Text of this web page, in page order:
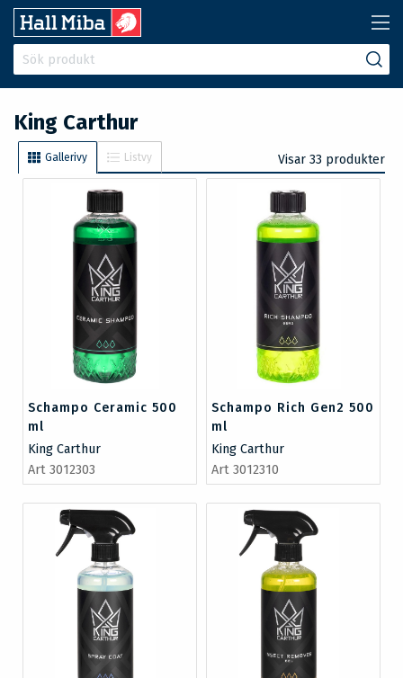
King Carthur
Gallerivy Listvy Visar 33 produkter
Schampo Ceramic 500
ml
King Carthur
Art 3012303
Schampo Rich Gen2 500
ml
King Carthur
Art 3012310